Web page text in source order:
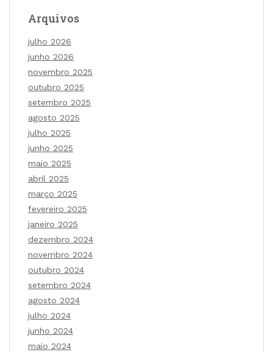
Arquivos
julho 2026
junho 2026
novembro 2025
outubro 2025
setembro 2025
agosto 2025
julho 2025
junho 2025
maio 2025
abril 2025
março 2025
fevereiro 2025
janeiro 2025
dezembro 2024
novembro 2024
outubro 2024
setembro 2024
agosto 2024
julho 2024
junho 2024
maio 2024